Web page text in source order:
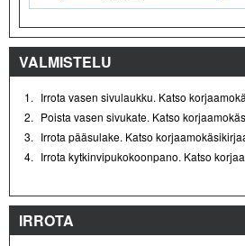
VALMISTELU
1. Irrota vasen sivulaukku. Katso
2. Poista vasen sivukate. Katso
3. Irrota pääsulake. Katso
4. Irrota kytkinvipukokoonpano. Katso
IRROTA